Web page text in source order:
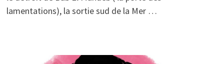
lamentations), la sortie sud de la Mer …